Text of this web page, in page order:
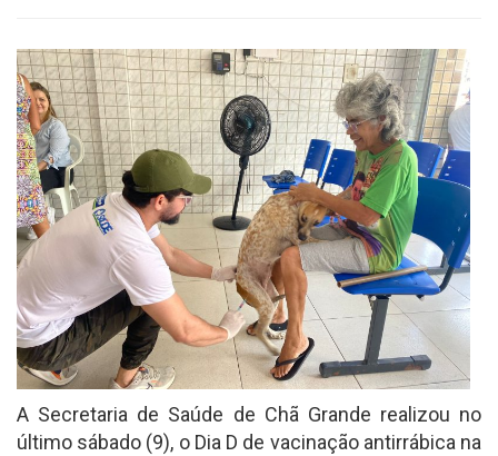
A Secretaria de Saúde de Chã Grande realizou no
último sábado (9), o Dia D de vacinação antirrábica na